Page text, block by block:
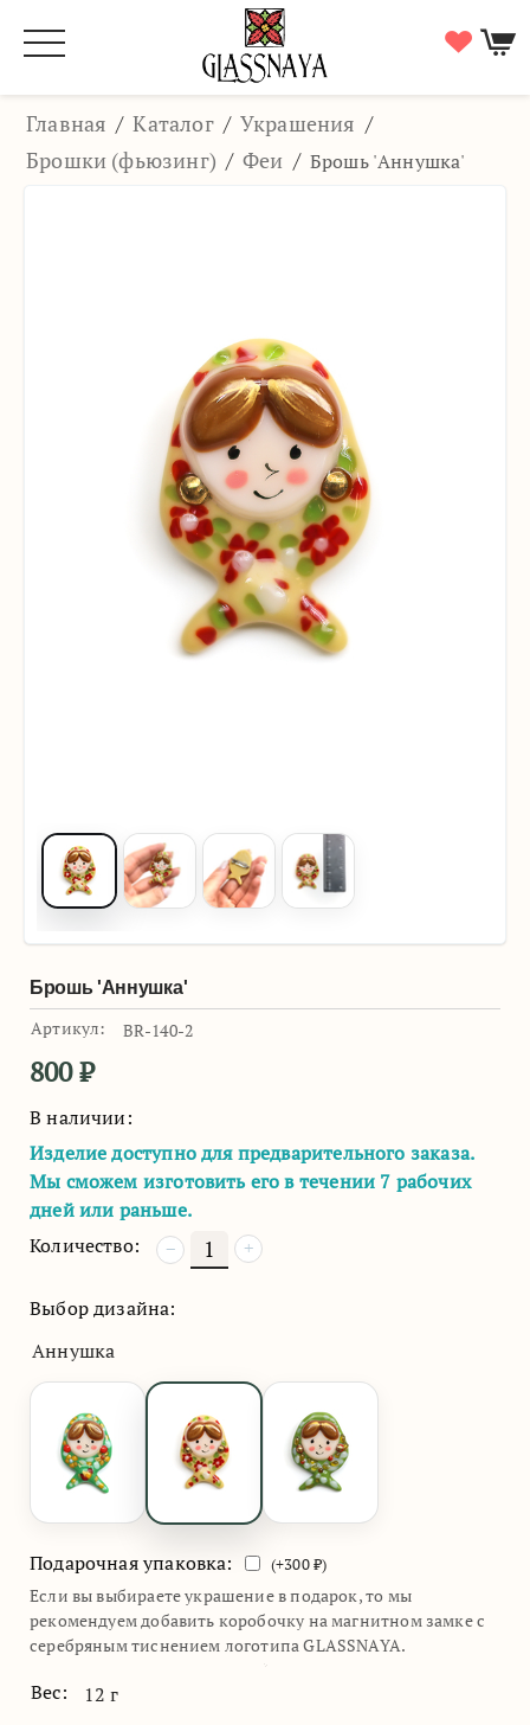
Главная / Каталог / Украшения /
Брошки (фьюзинг) / Феи / Брошь 'Аннушка'
Брошь 'Аннушка'
Артикул: BR-140-2
800₽
В наличии:
Изделие доступно для предварительного заказа.
Мы сможем изготовить его в течении 7 рабочих
дней или раньше.
Количество:
+
−
Выбор дизайна:
Аннушка
Подарочная упаковка: (+300₽)
Если вы выбираете украшение в подарок, то мы
рекомендуем добавить коробочку на магнитном замке с
серебряным тиснением логотипа GLASSNAYA.
Вес: 12 г